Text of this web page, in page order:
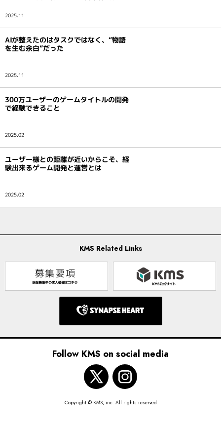
2025.11
2025.11
AIが整えたのはタスクではなく、“物語
を生む余白”だった
2025.02
300万ユーザーのゲームタイトルの開発
で経験できること
2025.02
ユーザー様との距離が近いからこそ、経
験出来るゲーム開発と運営とは
KMS Related Links
Follow KMS on social media
Copyright © KMS, inc. All rights reserved